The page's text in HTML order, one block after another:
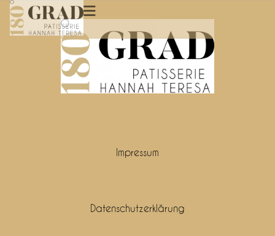
Impressum
Datenschutzerklärung